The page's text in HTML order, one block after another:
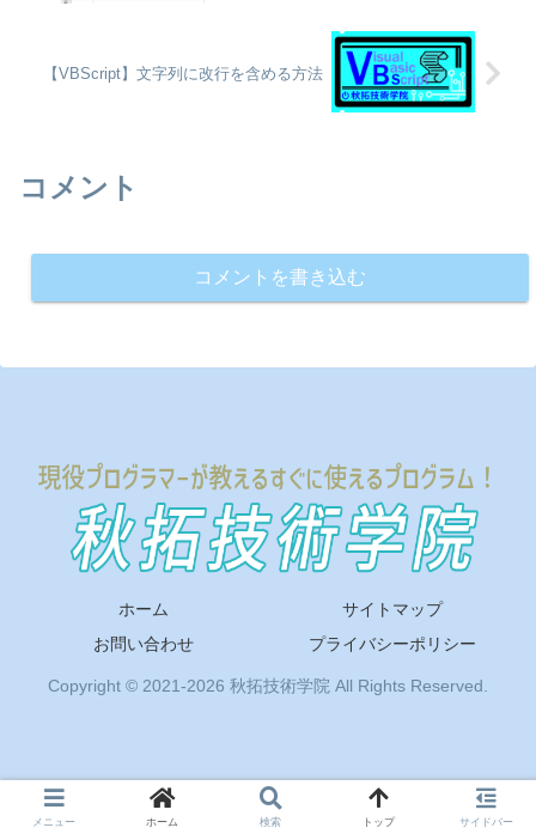
【VBScript】文字列に改行を含める方法
コメント
コメントを書き込む
ホーム
サイトマップ
お問い合わせ
プライバシーポリシー
Copyright © 2021-2026 秋拓技術学院 All Rights Reserved.
メニュー ホーム 検索 トップ サイドバー